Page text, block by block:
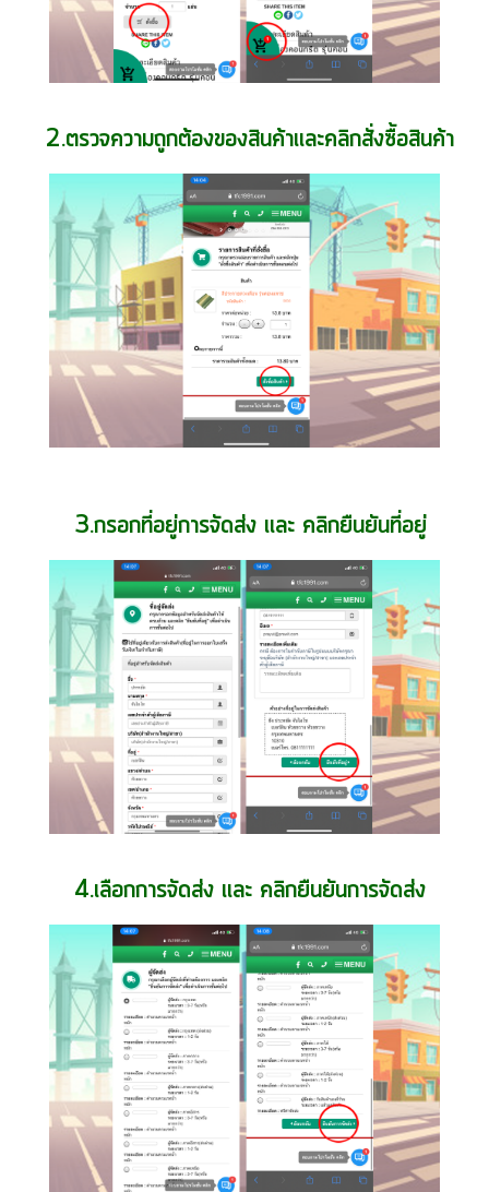
2.ตรวจความถูกต้องของสินค้าเเละคลิกสั่งซื้อสินค้า
3.กรอกที่อยู่การจัดส่ง เเละ คลิกยืนยันที่อยู่
4.เลือกการจัดส่ง เเละ คลิกยืนยันการจัดส่ง